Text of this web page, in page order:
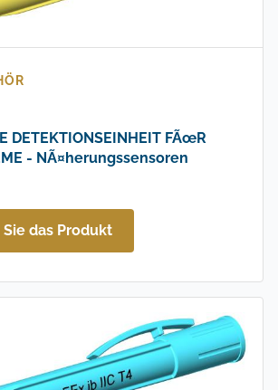
DETEKTIONSEINHEIT FÃœR
- NÃ¤herungssensoren
das Produkt